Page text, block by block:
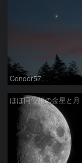
Condor57
ほぼ同位相の金星と月